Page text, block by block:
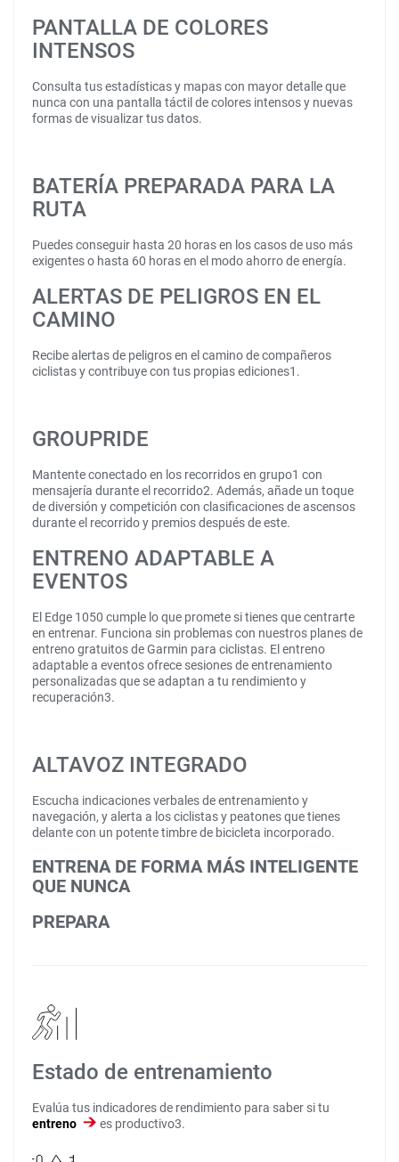
PANTALLA DE COLORES
INTENSOS
Consulta tus estadísticas y mapas con mayor detalle que
nunca con una pantalla táctil de colores intensos y nuevas
formas de visualizar tus datos.
BATERÍA PREPARADA PARA LA
RUTA
Puedes conseguir hasta 20 horas en los casos de uso más
exigentes o hasta 60 horas en el modo ahorro de energía.
ALERTAS DE PELIGROS EN EL
CAMINO
Recibe alertas de peligros en el camino de compañeros
ciclistas y contribuye con tus propias ediciones1.
GROUPRIDE
Mantente conectado en los recorridos en grupo1 con
mensajería durante el recorrido2. Además, añade un toque
de diversión y competición con clasificaciones de ascensos
durante el recorrido y premios después de este.
ENTRENO ADAPTABLE A
EVENTOS
El Edge 1050 cumple lo que promete si tienes que centrarte
en entrenar. Funciona sin problemas con nuestros planes de
entreno gratuitos de Garmin para ciclistas. El entreno
adaptable a eventos ofrece sesiones de entrenamiento
personalizadas que se adaptan a tu rendimiento y
recuperación3.
ALTAVOZ INTEGRADO
Escucha indicaciones verbales de entrenamiento y
navegación, y alerta a los ciclistas y peatones que tienes
delante con un potente timbre de bicicleta incorporado.
ENTRENA DE FORMA MÁS INTELIGENTE
QUE NUNCA
PREPARA
Estado de entrenamiento
Evalúa tus indicadores de rendimiento para saber si tu
entreno
es productivo3.